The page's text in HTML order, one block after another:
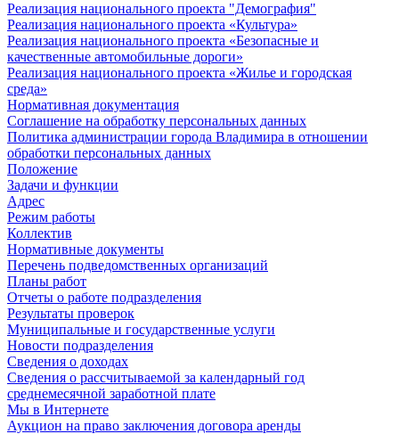
Реализация национального проекта "Демография"
Реализация национального проекта «Культура»
Реализация национального проекта «Безопасные и
качественные автомобильные дороги»
Реализация национального проекта «Жилье и городская
среда»
Нормативная документация
Соглашение на обработку персональных данных
Политика администрации города Владимира в отношении
обработки персональных данных
Положение
Задачи и функции
Адрес
Режим работы
Коллектив
Нормативные документы
Перечень подведомственных организаций
Планы работ
Отчеты о работе подразделения
Результаты проверок
Муниципальные и государственные услуги
Новости подразделения
Сведения о доходах
Сведения о рассчитываемой за календарный год
среднемесячной заработной плате
Мы в Интернете
Аукцион на право заключения договора аренды